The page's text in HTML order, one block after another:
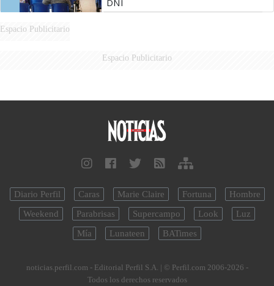
Espacio Publicitario
Espacio Publicitario
Diario Perfil Caras Marie Claire Fortuna
Hombre
Weekend
Parabrisas Supercampo Look
Luz
Mía
Lunateen BATimes
noticias.perfil.com - Editorial Perfil S.A. | © Perfil.com 2006-2026 -
Todos los derechos reservados